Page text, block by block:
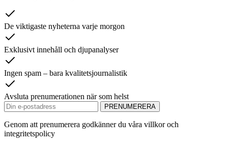
De viktigaste nyheterna varje morgon
Exklusivt innehåll och djupanalyser
Ingen spam – bara kvalitetsjournalistik
Avsluta prenumerationen när som helst
PRENUMERERA
Genom att prenumerera godkänner du våra villkor och
integritetspolicy